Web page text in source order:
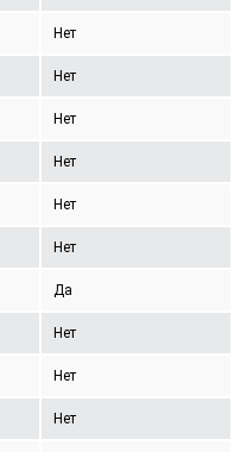
Нет
Нет
Нет
Нет
Нет
Нет
Да
Нет
Нет
Нет